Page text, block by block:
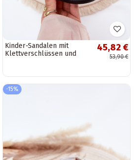
Kinder-Sandalen mit
Klettverschlüssen und
45,82 €
53,90 €
-15%